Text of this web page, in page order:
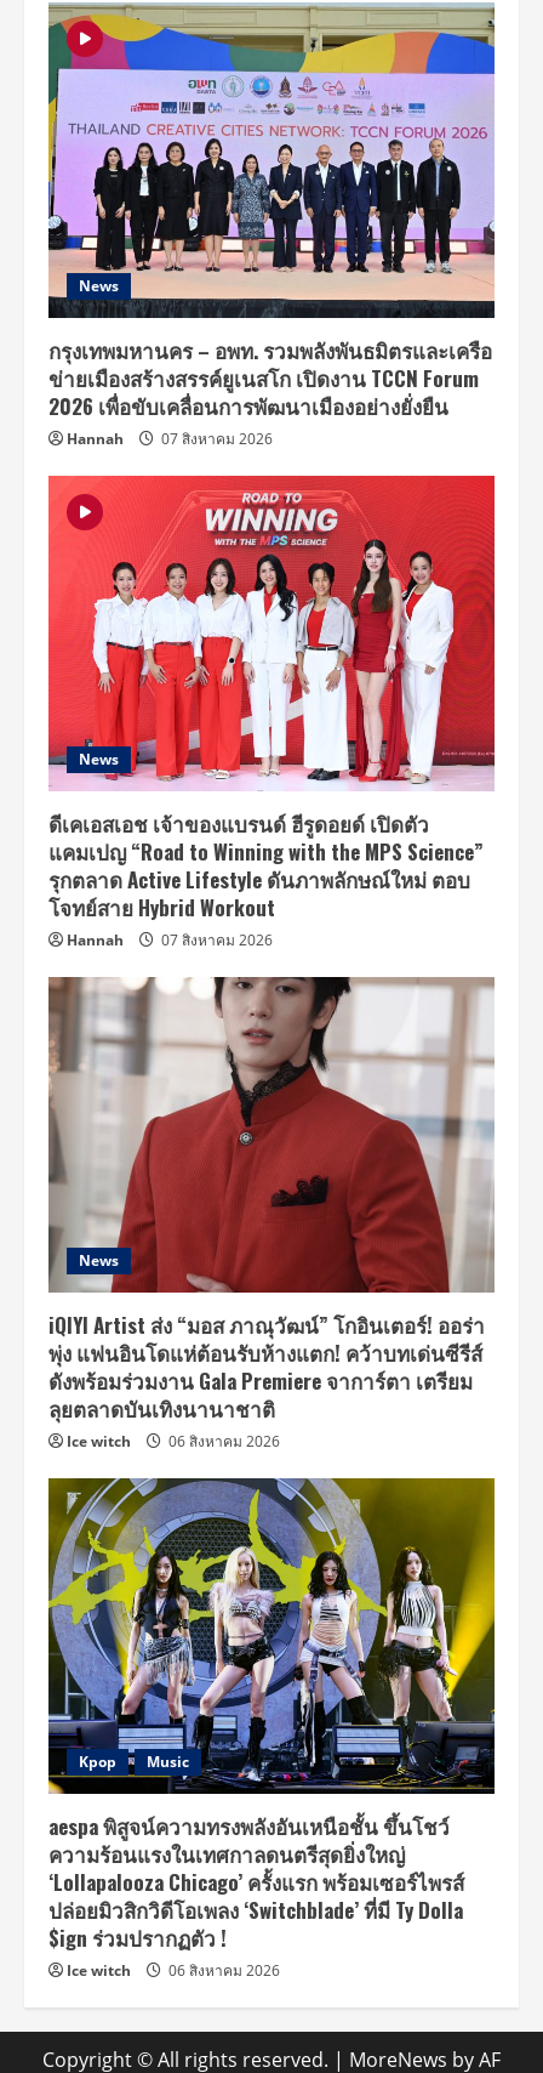
News
กรุงเทพมหานคร – อพท. รวมพลังพันธมิตรและเครือ
ข่ายเมืองสร้างสรรค์ยูเนสโก เปิดงาน TCCN Forum
2026 เพื่อขับเคลื่อนการพัฒนาเมืองอย่างยั่งยืน
Hannah 07 สิงหาคม 2026
News
ดีเคเอสเอช เจ้าของแบรนด์ ฮีรูดอยด์ เปิดตัว
แคมเปญ “Road to Winning with the MPS Science”
รุกตลาด Active Lifestyle ดันภาพลักษณ์ใหม่ ตอบ
โจทย์สาย Hybrid Workout
Hannah 07 สิงหาคม 2026
News
iQIYI Artist ส่ง “มอส ภาณุวัฒน์” โกอินเตอร์! ออร่า
พุ่ง แฟนอินโดแห่ต้อนรับห้างแตก! คว้าบทเด่นซีรีส์
ดังพร้อมร่วมงาน Gala Premiere จาการ์ตา เตรียม
ลุยตลาดบันเทิงนานาชาติ
Ice witch 06 สิงหาคม 2026
Kpop Music
aespa พิสูจน์ความทรงพลังอันเหนือชั้น ขึ้นโชว์
ความร้อนแรงในเทศกาลดนตรีสุดยิ่งใหญ่
‘Lollapalooza Chicago’ ครั้งแรก พร้อมเซอร์ไพรส์
ปล่อยมิวสิกวิดีโอเพลง ‘Switchblade’ ที่มี Ty Dolla
$ign ร่วมปรากฏตัว !
Ice witch 06 สิงหาคม 2026
Copyright © All rights reserved. | MoreNews by AF